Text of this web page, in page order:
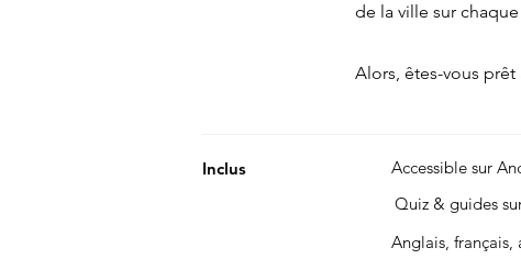
de la ville sur
Alors, êtes-vous
Inclus
Accessible sur
Quiz & guides
Anglais,